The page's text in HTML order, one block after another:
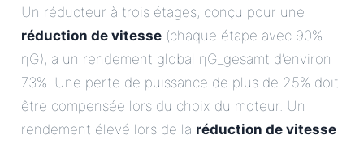
Un réducteur à trois étages, conçu pour une
réduction de vitesse (chaque étape avec 90%
ηG), a un rendement global ηG_gesamt d’environ
73%. Une perte de puissance de plus de 25% doit
être compensée lors du choix du moteur. Un
rendement élevé lors de la réduction de vitesse